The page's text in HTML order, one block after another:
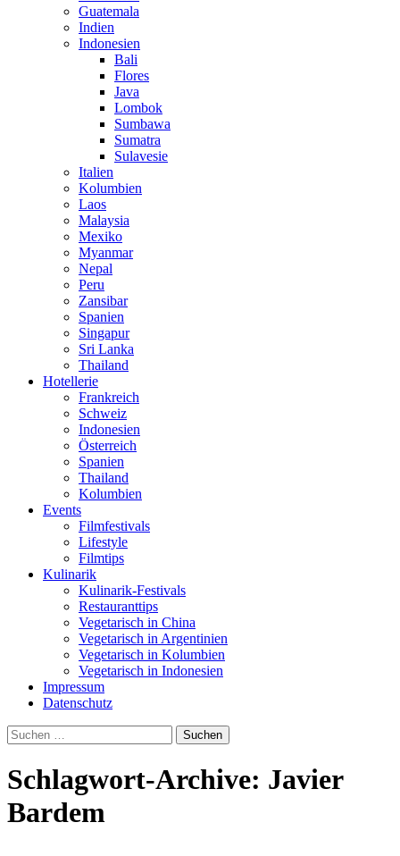
Guatemala
Indien
Indonesien
Bali
Flores
Java
Lombok
Sumbawa
Sumatra
Sulavesie
Italien
Kolumbien
Laos
Malaysia
Mexiko
Myanmar
Nepal
Peru
Zansibar
Spanien
Singapur
Sri Lanka
Thailand
Hotellerie
Frankreich
Schweiz
Indonesien
Österreich
Spanien
Thailand
Kolumbien
Events
Filmfestivals
Lifestyle
Filmtips
Kulinarik
Kulinarik-Festivals
Restauranttips
Vegetarisch in China
Vegetarisch in Argentinien
Vegetarisch in Kolumbien
Vegetarisch in Indonesien
Impressum
Datenschutz
Suchen
nach:
Schlagwort-Archive: Javier
Bardem